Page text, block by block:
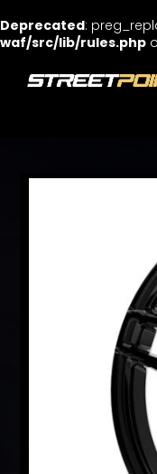
Deprecated:
waf/src/lib/rules.php